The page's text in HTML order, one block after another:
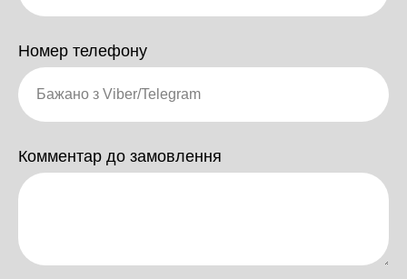
Номер телефону
Комментар до замовлення